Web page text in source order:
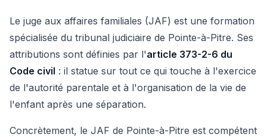
Le juge aux affaires familiales (JAF) est une formation
spécialisée du tribunal judiciaire de Pointe-à-Pitre. Ses
attributions sont définies par l'article 373-2-6 du
Code civil : il statue sur tout ce qui touche à l'exercice
de l'autorité parentale et à l'organisation de la vie de
l'enfant après une séparation.
Concrètement, le JAF de Pointe-à-Pitre est compétent